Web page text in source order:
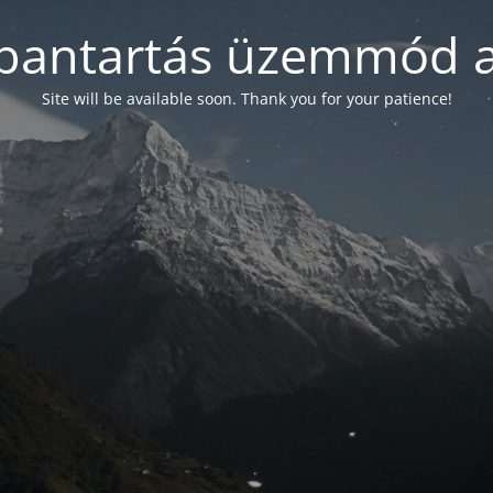
üzemmód
Site will be available soon. Thank you for your patience!